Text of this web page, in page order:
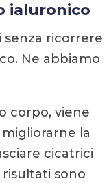
ialuronico
ricorrere
Ne abbiamo
corpo, viene
la
cicatrici
sono